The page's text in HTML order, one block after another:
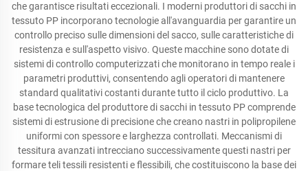
che garantisce risultati eccezionali. I moderni produttori di sacchi in
tessuto PP incorporano tecnologie all'avanguardia per garantire un
controllo preciso sulle dimensioni del sacco, sulle caratteristiche di
resistenza e sull'aspetto visivo. Queste macchine sono dotate di
sistemi di controllo computerizzati che monitorano in tempo reale i
parametri produttivi, consentendo agli operatori di mantenere
standard qualitativi costanti durante tutto il ciclo produttivo. La
base tecnologica del produttore di sacchi in tessuto PP comprende
sistemi di estrusione di precisione che creano nastri in polipropilene
uniformi con spessore e larghezza controllati. Meccanismi di
tessitura avanzati intrecciano successivamente questi nastri per
formare teli tessili resistenti e flessibili, che costituiscono la base dei